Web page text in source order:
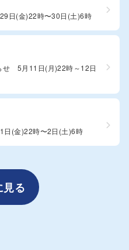
日(金)22時〜30日(土)6時
せ 5月11日(月)22時～12日
(金)22時〜2日(土)6時
見る